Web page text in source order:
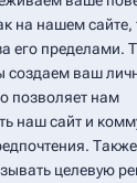
ссылаются на
:
50|
на нашем сайте,
его пределами.
создаем ваш
позволяет нам
наш сайт и
целевую